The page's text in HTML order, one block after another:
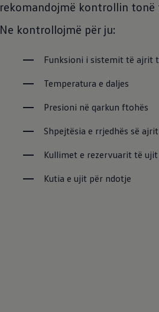
Ofertat
rekomandojmë kontrollin
Ne kontrollojmë për ju:
Funksioni i sistemit të ajrit
Temperatura e daljes
Presioni në qarkun ftohës
Shpejtësia e rrjedhës së
Kullimet e rezervuarit të
Kutia e ujit për ndotje